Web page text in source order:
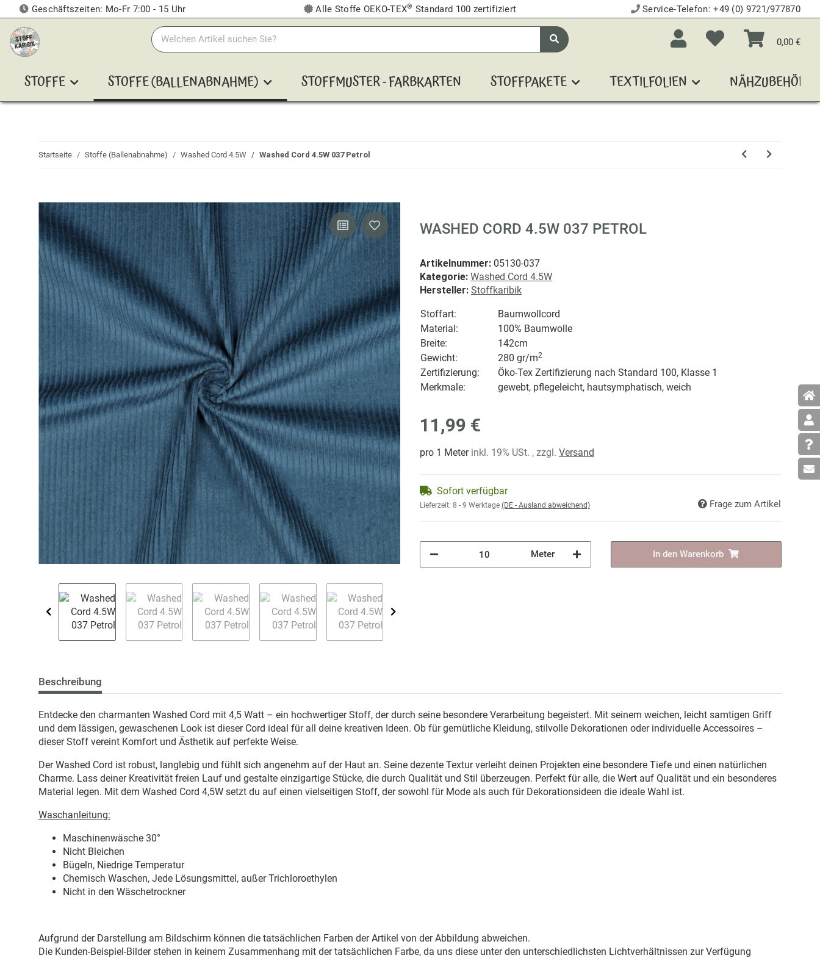
Geschäftszeiten: Mo-Fr 7:00 - 15 Uhr Alle Stoffe OEKO-TEX® Standard 100 zertifiziert Service-Telefon:+49 (0) 9721/977870
0,00 €
STOFFE STOFFE (BALLENABNAHME) STOFFMUSTER - FARBKARTEN STOFFPAKETE TEXTILFOLIEN NÄHZUBEHÖR
Startseite Stoffe (Ballenabnahme) Washed Cord 4.5W Washed Cord 4.5W 037 Petrol
WASHED CORD 4.5W 037 PETROL
Artikelnummer: 05130-037
Kategorie: Washed Cord 4.5W
Hersteller: Stoffkaribik
Stoffart:
Baumwollcord
Material:
100% Baumwolle
Breite:
142cm
Gewicht:
280 gr/m2
Zertifizierung:
Öko-Tex Zertifizierung nach Standard 100, Klasse 1
Merkmale:
gewebt, pflegeleicht, hautsymphatisch, weich
11,99 €
pro 1 Meter inkl. 19% USt. , zzgl. Versand
Sofort verfügbar
Lieferzeit: 8 - 9 Werktage (DE - Ausland abweichend) Frage zum Artikel
Meter In den Warenkorb
Beschreibung
Entdecke den charmanten Washed Cord mit 4,5 Watt – ein hochwertiger Stoff, der durch seine besondere Verarbeitung begeistert. Mit seinem weichen, leicht samtigen Griff
und dem lässigen, gewaschenen Look ist dieser Cord ideal für all deine kreativen Ideen. Ob für gemütliche Kleidung, stilvolle Dekorationen oder individuelle Accessoires –
dieser Stoff vereint Komfort und Ästhetik auf perfekte Weise.
Der Washed Cord ist robust, langlebig und fühlt sich angenehm auf der Haut an. Seine dezente Textur verleiht deinen Projekten eine besondere Tiefe und einen natürlichen
Charme. Lass deiner Kreativität freien Lauf und gestalte einzigartige Stücke, die durch Qualität und Stil überzeugen. Perfekt für alle, die Wert auf Qualität und ein besonderes
Material legen. Mit dem Washed Cord 4,5W setzt du auf einen vielseitigen Stoff, der sowohl für Mode als auch für Dekorationsideen die ideale Wahl ist.
Waschanleitung:
Maschinenwäsche 30°
Nicht Bleichen
Bügeln, Niedrige Temperatur
Chemisch Waschen, Jede Lösungsmittel, außer Trichloroethylen
Nicht in den Wäschetrockner
Aufgrund der Darstellung am Bildschirm können die tatsächlichen Farben der Artikel von der Abbildung abweichen.
Die Kunden-Beispiel-Bilder stehen in keinem Zusammenhang mit der tatsächlichen Farbe, da uns diese unter den unterschiedlichsten Lichtverhältnissen zur Verfügung